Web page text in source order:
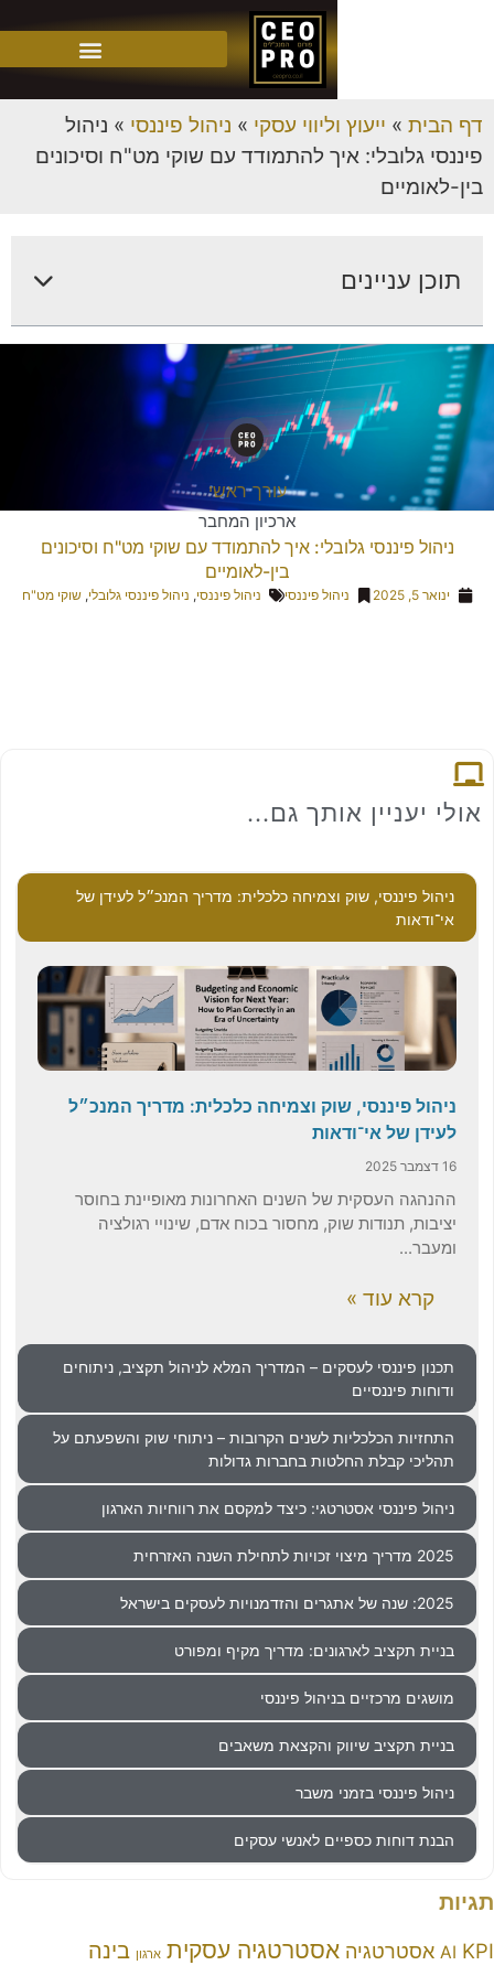
» ייעוץ וליווי עסקי » ניהול פיננסי »ניהול
איך להתמודד עם שוקי מט"ח וסיכונים
עורך ראשי
ארכיון המחבר
פיננסי גלובלי: איך להתמודד עם שוקי מט"ח וסיכונים
בין-לאומיים
ניהול פיננסי ניהול פיננסי, ניהול פיננסי גלובלי, שוקי מט"ח
אותך גם...
פיננסי, שוק וצמיחה כלכלית: מדריך המנכ״ל לעידן של
פיננסי, שוק וצמיחה כלכלית: מדריך המנכ״ל
של אי־ודאות
העסקית של השנים האחרונות מאופיינת בחוסר
תנודות שוק, מחסור בכוח אדם, שינויי רגולציה
עוד »
פיננסי לעסקים – המדריך המלא לניהול תקציב, ניתוחים
פיננסיים
הכלכליות לשנים הקרובות – ניתוחי שוק והשפעתם על
קבלת החלטות בחברות גדולות
אסטרטגי: כיצד למקסם את רווחיות הארגון
תקציב לארגונים: מדריך מקיף ומפורט
מרכזיים בניהול פיננסי
תקציב שיווק והקצאת משאבים
בזמני משבר
כספיים לאנשי עסקים
אסטרטגיה עסקית ארגון בינה